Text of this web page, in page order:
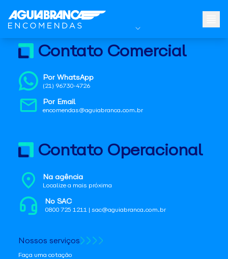
Contato Comercial
Por WhatsApp
(21) 96730-4726
Por Email
encomendas@aguiabranca.com.br
Contato Operacional
Na agência
Localize a mais próxima
No SAC
0800 725 1211 | sac@aguiabranca.com.br
Nossos serviços
Faça uma cotação